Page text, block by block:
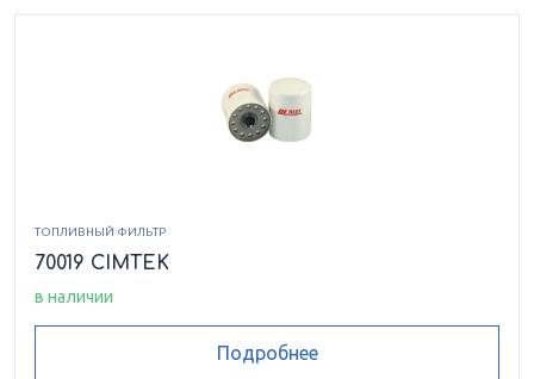
ТОПЛИВНЫЙ ФИЛЬТР
70019 CIMTEK
в наличии
Подробнее